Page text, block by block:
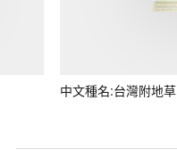
中文種名:台灣附地草